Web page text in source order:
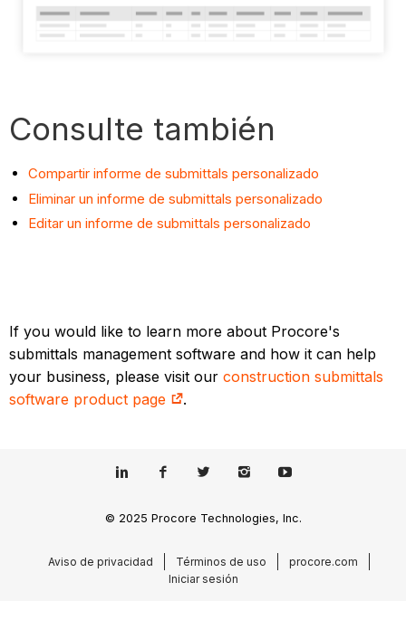
Consulte también
Compartir informe de submittals personalizado
Eliminar un informe de submittals personalizado
Editar un informe de submittals personalizado
If you would like to learn more about Procore's
submittals management software and how it can help
your business, please visit ourconstruction submittals
software product page
.
© 2025 Procore Technologies, Inc.
Aviso de privacidad Términos de uso
procore.com
Iniciar sesión